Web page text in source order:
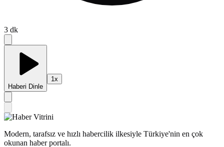
3 dk
Haberi Dinle
1x
Modern, tarafsız ve hızlı habercilik ilkesiyle Türkiye'nin en çok
okunan haber portalı.